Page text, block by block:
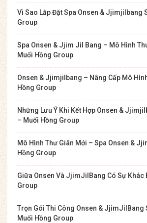
Vì Sao Lắp Đặt Spa Onsen & Jjimjilbang
Group
Spa Onsen & Jjim Jil Bang – Mô Hình
Muối Hồng Group
Onsen & Jjimjilbang – Nâng Cấp Mô
Hồng Group
Những Lưu Ý Khi Kết Hợp Onsen &
– Muối Hồng Group
Mô Hình Thư Giãn Mới – Spa Onsen &
Hồng Group
Giữa Onsen Và JjimJilBang Có Sự Khác
Group
Trọn Gói Thi Công Onsen & JjimJilBang
Muối Hồng Group